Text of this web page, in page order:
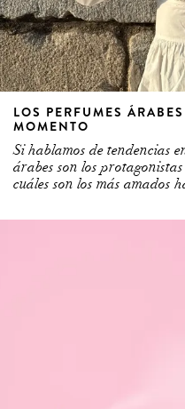
LOS PERFUMES
MOMENTO
Si hablamos de tendencias
árabes son los
cuáles son los más amados